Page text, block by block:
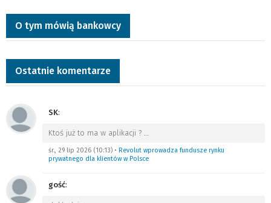
O tym mówią bankowcy
Ostatnie komentarze
SK:
Ktoś już to ma w aplikacji ?
śr., 29 lip 2026 (10:13) • Revolut wprowadza fundusze rynku
prywatnego dla klientów w Polsce
gość: